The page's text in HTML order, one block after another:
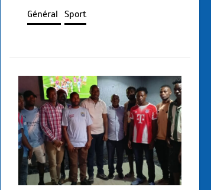
Général Sport